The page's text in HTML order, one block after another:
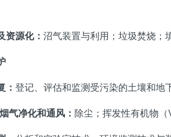
资源化： 沼气装置与利用；垃圾焚烧；
： 登记、评估和监测受污染的土壤和地
气净化和通风： 除尘；挥发性有机物